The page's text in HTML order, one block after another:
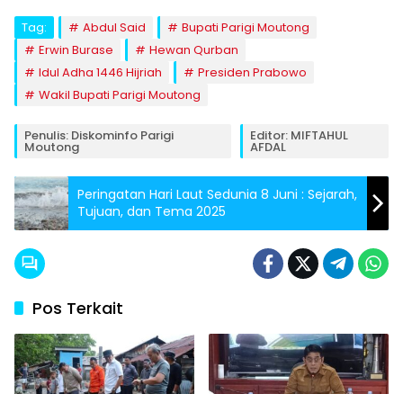
Tag: Abdul Said
Bupati Parigi Moutong
Erwin Burase
Hewan Qurban
Idul Adha 1446 Hijriah
Presiden Prabowo
Wakil Bupati Parigi Moutong
Penulis: Diskominfo Parigi
Moutong
Editor: MIFTAHUL
AFDAL
Peringatan Hari Laut Sedunia 8 Juni : Sejarah,
Tujuan, dan Tema 2025
Pos Terkait